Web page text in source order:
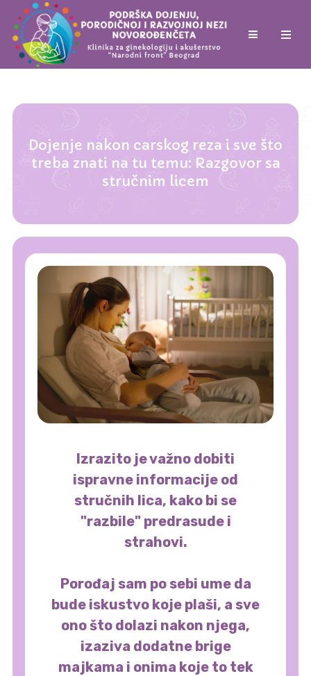
Dojenje nakon carskog reza i sve što
treba znati na tu temu: Razgovor sa
stručnim licem
Izrazito je važno dobiti
ispravne informacije od
stručnih lica, kako bi se
"razbile" predrasude i
strahovi.
Porođaj sam po sebi ume da
bude iskustvo koje plaši, a sve
ono što dolazi nakon njega,
izaziva dodatne brige
majkama i onima koje to tek